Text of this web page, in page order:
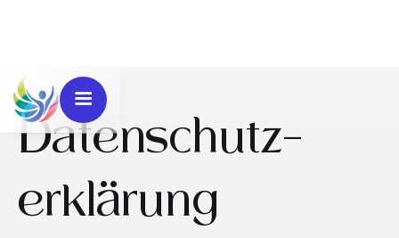
Datenschutz­
erklärung